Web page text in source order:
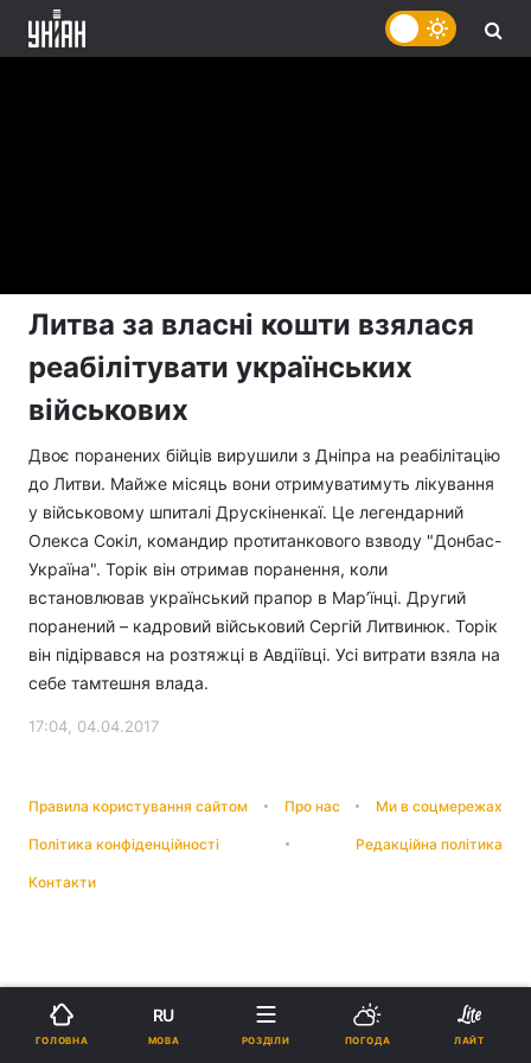
Литва за власні кошти взялася
реабілітувати українських
військових
Двоє поранених бійців вирушили з Дніпра на реабілітацію
до Литви. Майже місяць вони отримуватимуть лікування
у військовому шпиталі Друскіненкаї. Це легендарний
Олекса Сокіл, командир протитанкового взводу "Донбас-
Україна". Торік він отримав поранення, коли
встановлював український прапор в Мар’їнці. Другий
поранений – кадровий військовий Сергій Литвинюк. Торік
він підірвався на розтяжці в Авдіївці. Усі витрати взяла на
себе тамтешня влада.
17:04, 04.04.2017
Правила користування сайтом Про нас Ми в соцмережах
Політика конфіденційності Редакційна політика
Контакти
ГОЛОВНА
RU
МОВА РОЗДІЛИ ПОГОДА ЛАЙТ